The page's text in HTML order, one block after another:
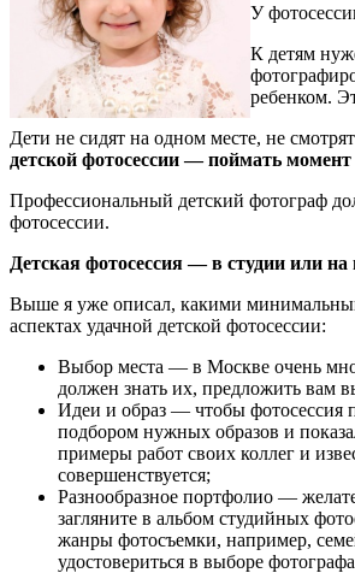
У
К детям
ребенком.
Дети не сидят на одном месте, не
детской фотосессии — поймать
Профессиональный детский фотограф
фотосессии.
Детская фотосессия — в студии или на
Выше я уже описал, какими
аспектах удачной детской фотосессии:
Выбор места — в Москве очень
должен знать их, предложить вам
Идеи и образ — чтобы фотосессия
подбором нужных образов и
примеры работ своих коллег и
совершенствуется;
Разнообразное портфолио —
загляните в альбом студийных
жанры фотосъемки, например,
удостовериться в выборе